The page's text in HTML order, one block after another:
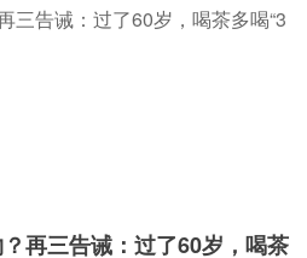
再三告诫：过了60岁，喝茶